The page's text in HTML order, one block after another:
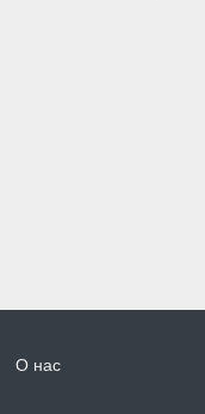
О нас